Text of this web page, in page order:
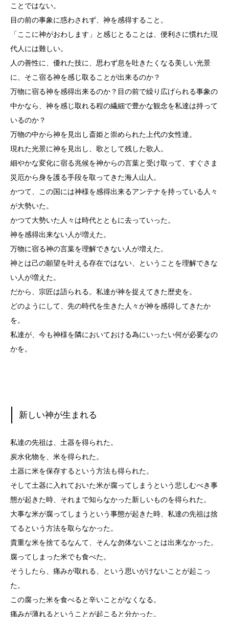
ことではない。
目の前の事象に惑わされず、神を感得すること。
「ここに神がおわします」と感じとることは、便利さに慣れた現
代人には難しい。
人の善性に、優れた技に、思わず息を吐きたくなる美しい光景
に、そこ宿る神を感じ取ることが出来るのか？
万物に宿る神を感得出来るのか？目の前で繰り広げられる事象の
中かなら、神を感じ取れる程の繊細で豊かな観念を私達は持って
いるのか？
万物の中から神を見出し斎姫と崇められた上代の女性達。
現れた光景に神を見出し、歌として残した歌人。
細やかな変化に宿る兆候を神からの言葉と受け取って、すぐさま
災厄から身を護る手段を取ってきた海人山人。
かつて、この国には神様を感得出来るアンテナを持っている人々
が大勢いた。
かつて大勢いた人々は時代とともに去っていった。
神を感得出来ない人が増えた。
万物に宿る神の言葉を理解できない人が増えた。
神とは己の願望を叶える存在ではない、ということを理解できな
い人が増えた。
だから、宗匠は語られる。私達が神を捉えてきた歴史を。
どのようにして、先の時代を生きた人々が神を感得してきたか
を。
私達が、今も神様を隣においておける為にいったい何が必要なの
かを。
新しい神が生まれる
私達の先祖は、土器を得られた。
炭水化物を、米を得られた。
土器に米を保存するという方法も得られた。
そして土器に入れておいた米が腐ってしまうという悲しむべき事
態が起きた時、それまで知らなかった新しいものを得られた。
大事な米が腐ってしまうという事態が起きた時、私達の先祖は捨
てるという方法を取らなかった。
貴重な米を捨てるなんて、そんな勿体ないことは出来なかった。
腐ってしまった米でも食べた。
そうしたら、痛みが取れる、という思いがけないことが起こっ
た。
この腐った米を食べると辛いことがなくなる。
痛みが薄れるということが起こると分かった。